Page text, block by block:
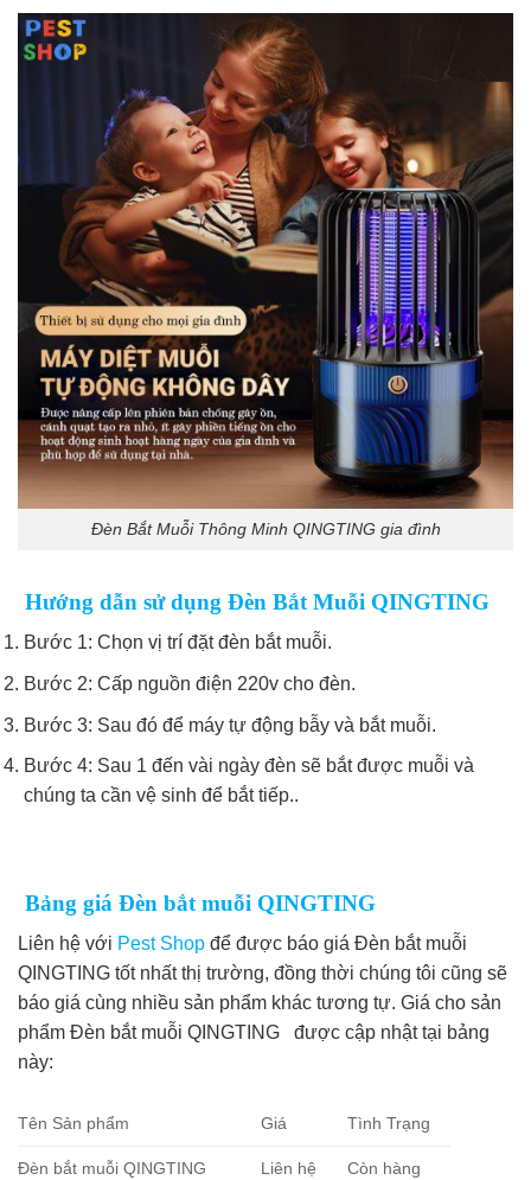
Đèn Bắt Muỗi Thông Minh QINGTING gia đình
Hướng dẫn sử dụng Đèn Bắt Muỗi QINGTING
Bước 1: Chọn vị trí đặt đèn bắt muỗi.
Bước 2: Cấp nguồn điện 220v cho đèn.
Bước 3: Sau đó để máy tự động bẫy và bắt muỗi.
Bước 4: Sau 1 đến vài ngày đèn sẽ bắt được muỗi và
chúng ta cần vệ sinh để bắt tiếp..
Bảng giá Đèn bắt muỗi QINGTING
Liên hệ với Pest Shop để được báo giá Đèn bắt muỗi
QINGTING tốt nhất thị trường, đồng thời chúng tôi cũng sẽ
báo giá cùng nhiều sản phẩm khác tương tự. Giá cho sản
phẩm Đèn bắt muỗi QINGTING được cập nhật tại bảng
này:
Tên Sản phẩm Giá Tình Trạng
Đèn bắt muỗi QINGTING Liên hệ Còn hàng